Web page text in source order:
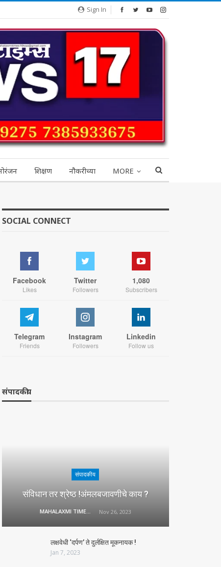
Sign In
शिक्षण नौकरीच्या MORE
SOCIAL CONNECT
Facebook
Likes
Twitter
Followers
1,080
Subscribers
Telegram
Friends
Instagram
Followers
Linkedin
Follow us
संपादकीय
संपादकीय
संविधान तर श्रेष्ठ !अंमलबजावणीचे काय ?
MAHALAXMI TIMES Nov 26, 2023
लक्षवेधी ‘दर्पण’ ते दुर्लक्षित मूकनायक !
Jan 7, 2023